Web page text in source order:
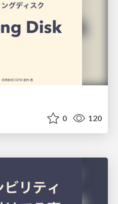
0 120